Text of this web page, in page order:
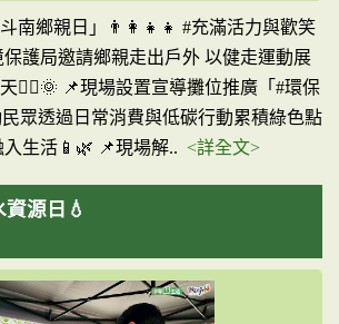
南鄉親日」👨‍👩‍👧‍👧 #充滿活力與歡笑
護局邀請鄉親走出戶外 以健走運動展
🚶‍♀️🌞 📌現場設置宣導攤位推廣「#環保
眾透過日常消費與低碳行動累積綠色點
生活📱🌿 📌現場解.. <詳全文>
源日💧